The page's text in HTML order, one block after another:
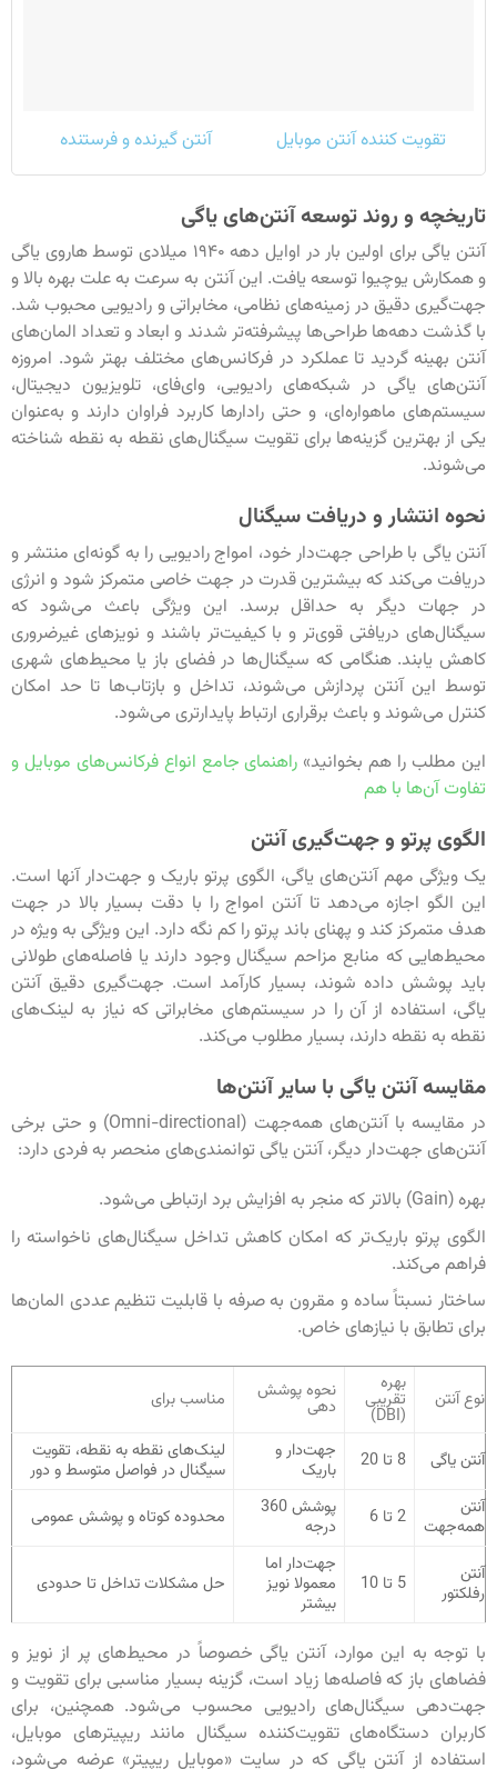
تقویت کننده آنتن موبایل آنتن گیرنده و فرستنده
تاریخچه و روند توسعه آنتن‌های یاگی
آنتن یاگی برای اولین بار در اوایل دهه ۱۹۴۰ میلادی توسط هاروی یاگی
و همکارش یوچیوا توسعه یافت. این آنتن به سرعت به علت بهره بالا و
جهت‌گیری دقیق در زمینه‌های نظامی، مخابراتی و رادیویی محبوب شد.
با گذشت دهه‌ها طراحی‌ها پیشرفته‌تر شدند و ابعاد و تعداد المان‌های
آنتن بهینه گردید تا عملکرد در فرکانس‌های مختلف بهتر شود. امروزه
آنتن‌های یاگی در شبکه‌های رادیویی، وای‌فای، تلویزیون دیجیتال،
سیستم‌های ماهواره‌ای، و حتی رادارها کاربرد فراوان دارند و به‌عنوان
یکی از بهترین گزینه‌ها برای تقویت سیگنال‌های نقطه به نقطه شناخته
می‌شوند.
نحوه انتشار و دریافت سیگنال
آنتن یاگی با طراحی جهت‌دار خود، امواج رادیویی را به گونه‌ای منتشر و
دریافت می‌کند که بیشترین قدرت در جهت خاصی متمرکز شود و انرژی
در جهات دیگر به حداقل برسد. این ویژگی باعث می‌شود که
سیگنال‌های دریافتی قوی‌تر و با کیفیت‌تر باشند و نویزهای غیرضروری
کاهش یابند. هنگامی که سیگنال‌ها در فضای باز یا محیط‌های شهری
توسط این آنتن پردازش می‌شوند، تداخل و بازتاب‌ها تا حد امکان
کنترل می‌شوند و باعث برقراری ارتباط پایدارتری می‌شود.
این مطلب را هم بخوانید» راهنمای جامع انواع فرکانس‌های موبایل و
تفاوت آن‌ها با هم
الگوی پرتو و جهت‌گیری آنتن
یک ویژگی مهم آنتن‌های یاگی، الگوی پرتو باریک و جهت‌دار آنها است.
این الگو اجازه می‌دهد تا آنتن امواج را با دقت بسیار بالا در جهت
هدف متمرکز کند و پهنای باند پرتو را کم نگه دارد. این ویژگی به ویژه در
محیط‌هایی که منابع مزاحم سیگنال وجود دارند یا فاصله‌های طولانی
باید پوشش داده شوند، بسیار کارآمد است. جهت‌گیری دقیق آنتن
یاگی، استفاده از آن را در سیستم‌های مخابراتی که نیاز به لینک‌های
نقطه به نقطه دارند، بسیار مطلوب می‌کند.
مقایسه آنتن یاگی با سایر آنتن‌ها
در مقایسه با آنتن‌های همه‌جهت (Omni-directional) و حتی برخی
آنتن‌های جهت‌دار دیگر، آنتن یاگی توانمندی‌های منحصر به فردی دارد:
بهره (Gain) بالاتر که منجر به افزایش برد ارتباطی می‌شود.
الگوی پرتو باریک‌تر که امکان کاهش تداخل سیگنال‌های ناخواسته را
فراهم می‌کند.
ساختار نسبتاً ساده و مقرون به صرفه با قابلیت تنظیم عددی المان‌ها
برای تطابق با نیازهای خاص.
نوع آنتن
بهره
تقریبی
(DBI)
نحوه پوشش
دهی مناسب برای
آنتن یاگی 8 تا 20 جهت‌دار و
باریک
لینک‌های نقطه به نقطه، تقویت
سیگنال در فواصل متوسط و دور
آنتن
همه‌جهت 2 تا 6 پوشش 360
درجه محدوده کوتاه و پوشش عمومی
آنتن
رفلکتور 5 تا 10
جهت‌دار اما
معمولا نویز
بیشتر
حل مشکلات تداخل تا حدودی
با توجه به این موارد، آنتن یاگی خصوصاً در محیط‌های پر از نویز و
فضاهای باز که فاصله‌ها زیاد است، گزینه بسیار مناسبی برای تقویت و
جهت‌دهی سیگنال‌های رادیویی محسوب می‌شود. همچنین، برای
کاربران دستگاه‌های تقویت‌کننده سیگنال مانند ریپیترهای موبایل،
استفاده از آنتن یاگی که در سایت «موبایل ریپیتر» عرضه می‌شود،